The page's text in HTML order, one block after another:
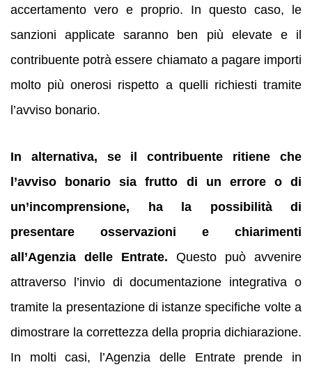
accertamento vero e proprio. In questo caso, le
sanzioni applicate saranno ben più elevate e il
contribuente potrà essere chiamato a pagare importi
molto più onerosi rispetto a quelli richiesti tramite
l’avviso bonario.
In alternativa, se il contribuente ritiene che
l’avviso bonario sia frutto di un errore o di
un’incomprensione, ha la possibilità di
presentare osservazioni e chiarimenti
all’Agenzia delle Entrate. Questo può avvenire
attraverso l’invio di documentazione integrativa o
tramite la presentazione di istanze specifiche volte a
dimostrare la correttezza della propria dichiarazione.
In molti casi, l’Agenzia delle Entrate prende in